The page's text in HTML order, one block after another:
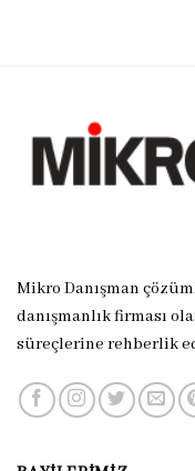
Mikro Danışman
danışmanlık firması
süreçlerine rehberlik